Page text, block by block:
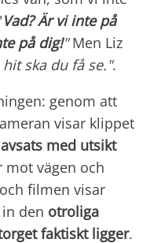
Vad? Är vi inte på
på dig!"Men Liz
ska du få se.".
genom att
visar klippet
avsats med utsikt
mot vägen och
filmen visar
den otroliga
faktiskt ligger.